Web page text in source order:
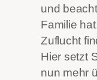
und
Familie
Zuflucht
Hier setzt
nun mehr